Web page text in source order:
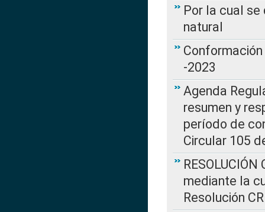
Por la cual
natural
-2023
Agenda
resumen y
período de
Circular 105
mediante la
Resolución